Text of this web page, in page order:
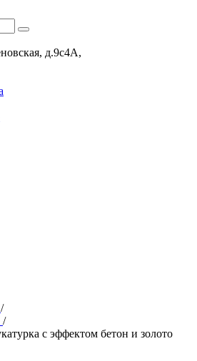
д.9с4А,
/
/
с эффектом бетон и золото